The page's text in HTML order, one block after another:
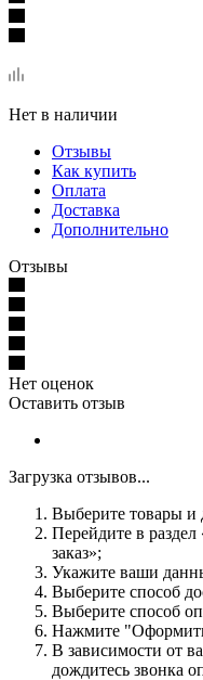
Нет в наличии
Отзывы
Как купить
Оплата
Доставка
Дополнительно
Отзывы
Нет оценок
Оставить отзыв
Загрузка отзывов...
Выберите товары и
Перейдите в
заказ»;
Укажите ваши
Выберите способ
Выберите способ
Нажмите
В зависимости от
дождитесь звонка